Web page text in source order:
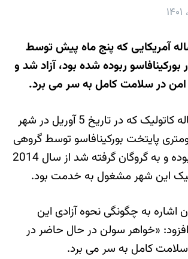
راهبه 83 ساله آمریکایی که پنج ماه پیش توسط
ربوده شده بود، آزاد شد و
امن در سلامت کامل به سر می برد.
این مبشر83 ساله کاتولیک که در تاریخ 5 آوریل در شهر
پایتخت بورکینافاسو توسط گروهی
از افراد مسلح ربوده و به گروگان گرفته شد از سال 2014
این شهر مشغول به خدمت بود.
به چگونگی نحوه آزادی این
افزود: «خواهر سولن در حال حاضر در
کامل به سر می برد.